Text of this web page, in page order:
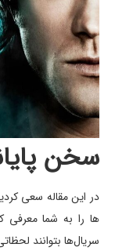
سخن
در این مقاله سعی
ها را به شما معرفی
سریال‌ها بتوانند